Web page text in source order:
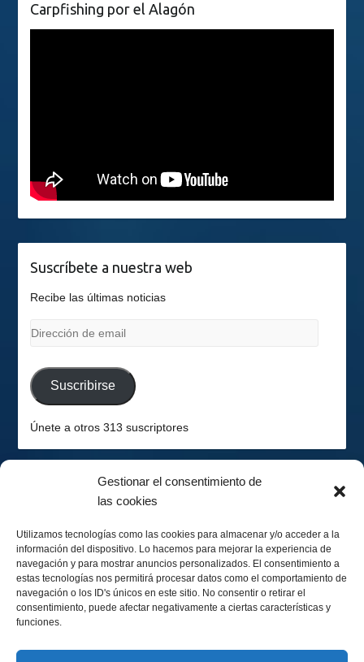
Gestionar el consentimiento de
las cookies
Utilizamos tecnologías como las cookies para almacenar y/o acceder a la
información del dispositivo. Lo hacemos para mejorar la experiencia de
navegación y para mostrar anuncios personalizados. El consentimiento a
estas tecnologías nos permitirá procesar datos como el comportamiento de
navegación o los ID's únicos en este sitio. No consentir o retirar el
consentimiento, puede afectar negativamente a ciertas características y
funciones.
Carpfishing por el Alagón
Suscríbete a nuestra web
Recibe las últimas noticias
Dirección
email
Suscribirse
Únete a otros 313 suscriptores
Hemisferio Sur
Calendario Lunar